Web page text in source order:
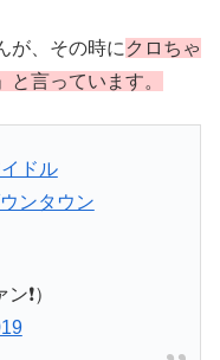
が、その時に クロちゃ
言っています。
ドル
ンタウン
❗️）